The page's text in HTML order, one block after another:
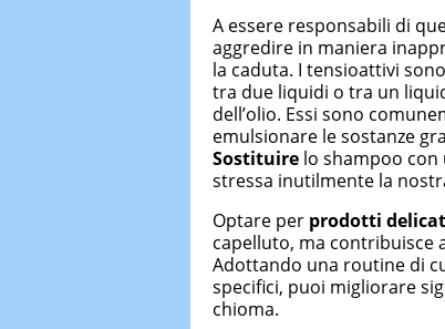
A essere responsabili di
aggredire in maniera
la caduta. I tensioattivi sono
tra due liquidi o tra un
dell’olio. Essi sono
emulsionare le sostanze
Sostituire lo shampoo con
stressa inutilmente la
Optare per prodotti
capelluto, ma contribuisce
Adottando una routine di
specifici, puoi migliorare
chioma.